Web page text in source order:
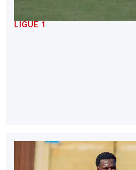
LIGUE 1